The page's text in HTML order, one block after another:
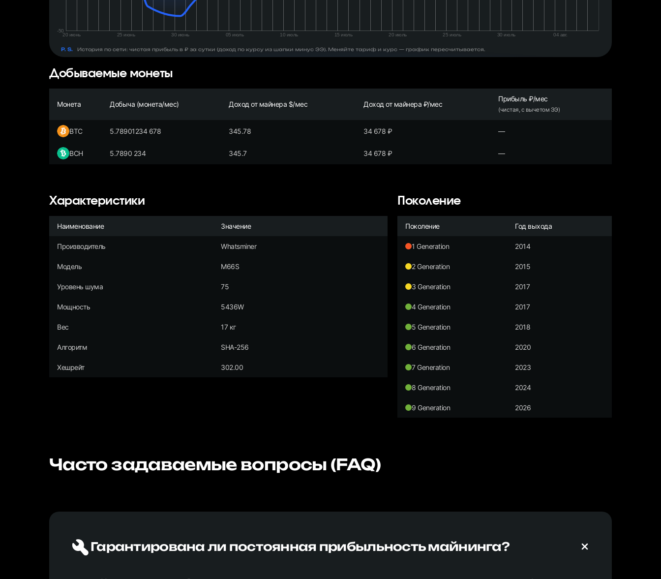
P. S. История по сети: чистая прибыль в ₽ за сутки (доход по курсу из шапки минус ЭЭ). Меняйте тариф и курс — график пересчитывается.
Добываемые монеты
Монета Добыча (монета/мес) Доход от майнера $/мес Доход от майнера ₽/мес
Прибыль ₽/мес
(чистая, с вычетом ЭЭ)
BTC 5.78901234 678 345.78 34 678 ₽ —
BCH 5.7890 234 345.7 34 678 ₽ —
Характеристики
Наименование Значение
Производитель Whatsminer
Модель M66S
Уровень шума 75
Мощность 5436W
Вес 17 кг
Алгоритм SHA-256
Хешрейт 302.00
Поколение
Поколение Год выхода
1 Generation 2014
2 Generation 2015
3 Generation 2017
4 Generation 2017
5 Generation 2018
6 Generation 2020
7 Generation 2023
8 Generation 2024
9 Generation 2026
Часто задаваемые вопросы (FAQ)
Гарантирована ли постоянная прибыльность майнинга?